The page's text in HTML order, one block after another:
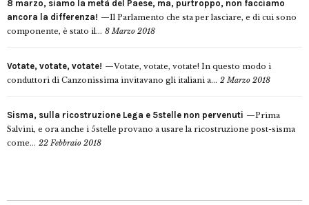
8 marzo, siamo la metà del Paese, ma, purtroppo, non facciamo
ancora la differenza!
Il Parlamento che sta per lasciare, e di cui sono
componente, è stato il... 8 Marzo 2018
Votate, votate, votate!
Votate, votate, votate! In questo modo i
conduttori di Canzonissima invitavano gli italiani a... 2 Marzo 2018
Sisma, sulla ricostruzione Lega e 5stelle non pervenuti
Prima
Salvini, e ora anche i 5stelle provano a usare la ricostruzione post-sisma
come... 22 Febbraio 2018